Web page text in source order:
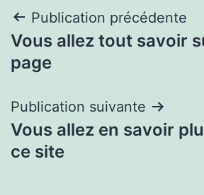
Navigation
de
Publication précédente
Vous allez tout savoir
page
Publication suivante
Vous allez en savoir
ce site